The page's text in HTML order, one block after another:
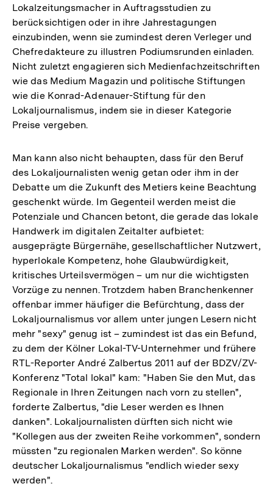
Lokalzeitungsmacher in Auftragsstudien zu
berücksichtigen oder in ihre Jahrestagungen
einzubinden, wenn sie zumindest deren Verleger und
Chefredakteure zu illustren Podiumsrunden einladen.
Nicht zuletzt engagieren sich Medienfachzeitschriften
wie das Medium Magazin und politische Stiftungen
wie die Konrad-Adenauer-Stiftung für den
Lokaljournalismus, indem sie in dieser Kategorie
Preise vergeben.
Man kann also nicht behaupten, dass für den Beruf
des Lokaljournalisten wenig getan oder ihm in der
Debatte um die Zukunft des Metiers keine Beachtung
geschenkt würde. Im Gegenteil werden meist die
Potenziale und Chancen betont, die gerade das lokale
Handwerk im digitalen Zeitalter aufbietet:
ausgeprägte Bürgernähe, gesellschaftlicher Nutzwert,
hyperlokale Kompetenz, hohe Glaubwürdigkeit,
kritisches Urteilsvermögen – um nur die wichtigsten
Vorzüge zu nennen. Trotzdem haben Branchenkenner
offenbar immer häufiger die Befürchtung, dass der
Lokaljournalismus vor allem unter jungen Lesern nicht
mehr "sexy" genug ist – zumindest ist das ein Befund,
zu dem der Kölner Lokal-TV-Unternehmer und frühere
RTL-Reporter André Zalbertus 2011 auf der BDZV/ZV-
Konferenz "Total lokal" kam: "Haben Sie den Mut, das
Regionale in Ihren Zeitungen nach vorn zu stellen",
forderte Zalbertus, "die Leser werden es Ihnen
danken". Lokaljournalisten dürften sich nicht wie
"Kollegen aus der zweiten Reihe vorkommen", sondern
müssten "zu regionalen Marken werden". So könne
deutscher Lokaljournalismus "endlich wieder sexy
werden".